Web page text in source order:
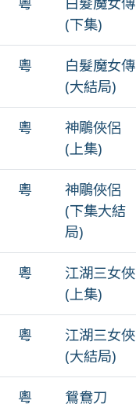
(下集)
粵
白髮魔女傳
(大結局)
粵
神鵰俠侶
(上集)
粵
神鵰俠侶
(下集大結
局)
粵
江湖三女俠
(上集)
粵
江湖三女俠
(大結局)
粵 鴛鴦刀